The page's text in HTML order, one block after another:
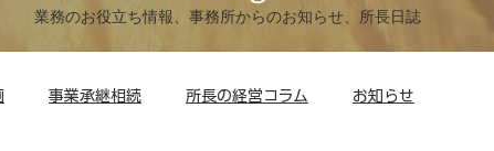
​業務のお役立ち情報、事務所からのお知らせ、所長日誌
事業承継相続 所長の経営コラム お知らせ